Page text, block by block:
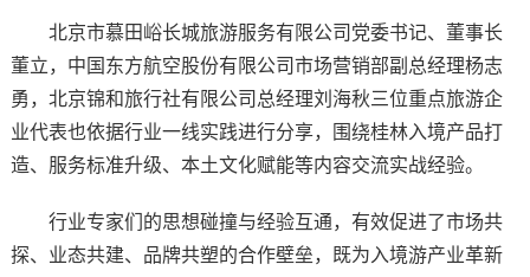
北京市慕田峪长城旅游服务有限公司党委书记、董事长
董立，中国东方航空股份有限公司市场营销部副总经理杨志
勇，北京锦和旅行社有限公司总经理刘海秋三位重点旅游企
业代表也依据行业一线实践进行分享，围绕桂林入境产品打
造、服务标准升级、本土文化赋能等内容交流实战经验。
行业专家们的思想碰撞与经验互通，有效促进了市场共
探、业态共建、品牌共塑的合作壁垒，既为入境游产业革新